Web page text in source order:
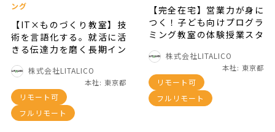
ング
【IT×ものづくり教室】技
術を言語化する。就活に活
きる伝達力を磨く長期イン
株式会社LITALICO
本社: 東京都
リモート可
フルリモート
【完全在宅】営業力が身に
つく！子ども向けプログラ
ミング教室の体験授業スタ
株式会社LITALICO
本社: 東京都
リモート可
フルリモート